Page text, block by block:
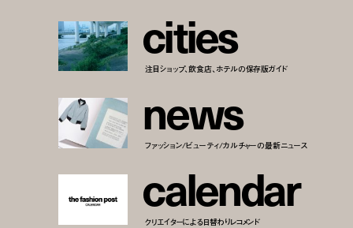
cities
注目ショップ、飲食店、ホテルの保存版ガイド
news
ファッション/ビューティ/カルチャーの最新ニュース
calendar
クリエイターによる日替わりレコメンド